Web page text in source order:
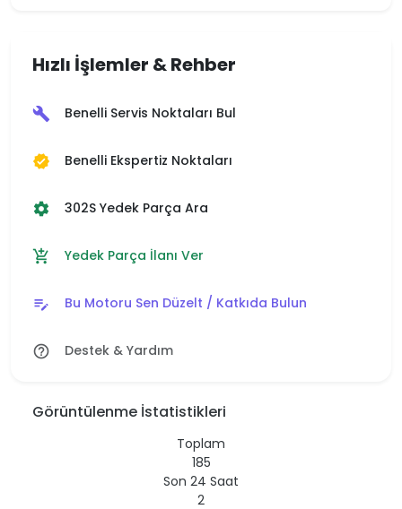
Hızlı İşlemler & Rehber
build Benelli Servis Noktaları Bul
verified Benelli Ekspertiz Noktaları
settings 302S Yedek Parça Ara
add_shopping_cart Yedek Parça İlanı Ver
edit_note Bu Motoru Sen Düzelt / Katkıda Bulun
help_outline Destek & Yardım
Görüntülenme İstatistikleri
Toplam
185
Son 24 Saat
2